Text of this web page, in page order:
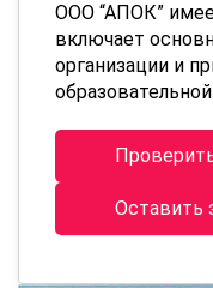
ООО “АПОК”
включает
организации и
Оставить